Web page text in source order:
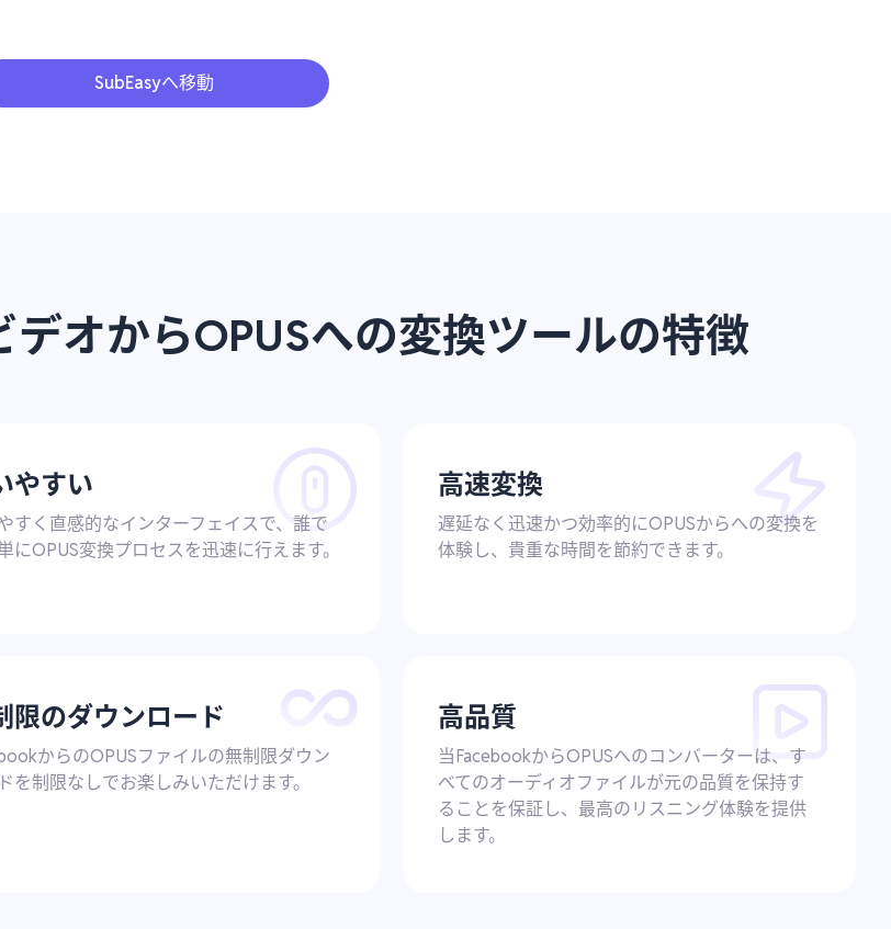
SubEasyへ移動
オからOPUSへの変換ツールの特徴
やすい
すく直感的なインターフェイスで、誰で
にOPUS変換プロセスを迅速に行えます。
高速変換
遅延なく迅速かつ効率的にOPUSからへの変換を
体験し、貴重な時間を節約できます。
限のダウンロード
からのOPUSファイルの無制限ダウン
を制限なしでお楽しみいただけます。
高品質
当FacebookからOPUSへのコンバーターは、す
べてのオーディオファイルが元の品質を保持す
ることを保証し、最高のリスニング体験を提供
します。